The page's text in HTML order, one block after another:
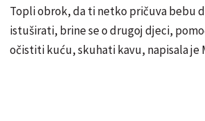
Topli obrok, da ti netko pričuva bebu
istuširati, brine se o drugoj djeci,
očistiti kuću, skuhati kavu, napisala je